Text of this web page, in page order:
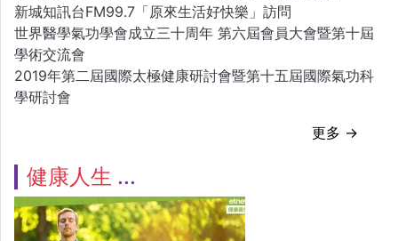
新城知訊台FM99.7「原來生活好快樂」訪問
世界醫學氣功學會成立三十周年 第六屆會員大會暨第十屆
學術交流會
2019年第二屆國際太極健康研討會暨第十五屆國際氣功科
學研討會
更多 →
健康人生